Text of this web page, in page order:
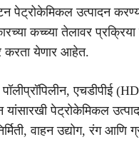
पेट्रोकेमिकल उत्पादन
कच्च्या तेलावर
करता येणार आहेत.
एचडीपीई
पेट्रोकेमिकल
वाहन उद्योग, रंग आणि